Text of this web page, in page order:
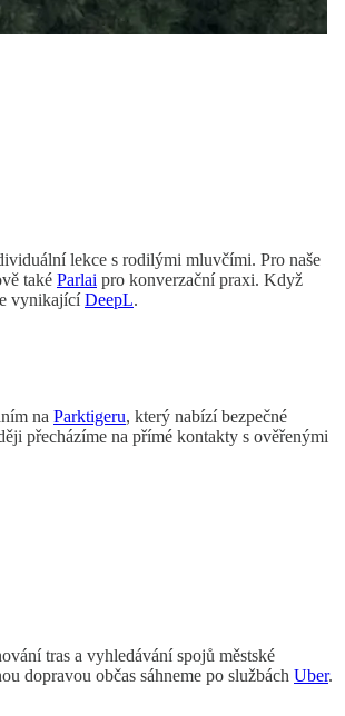
lekce s rodilými mluvčími. Pro naše
také Parlai pro konverzační praxi. Když
vynikajícíDeepL.
na Parktigeru, který nabízí bezpečné
přecházíme na přímé kontakty s ověřenými
tras a vyhledávání spojů městské
dopravou občas sáhneme po službách Uber.